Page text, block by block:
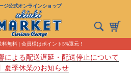
ジ公式オンラインショップ
無料 | 会員様はポイント5%還元！
による配送遅延・配送停止について
夏季休業のお知らせ